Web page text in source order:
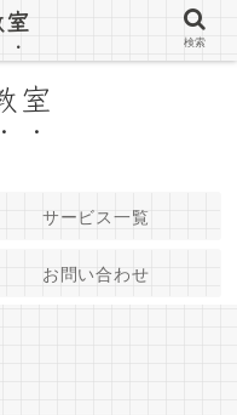
さな英語教室
室
サービス一覧
お問い合わせ
室
検索